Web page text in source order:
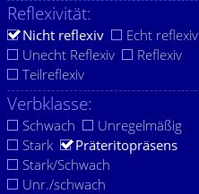
Reflexivität:
Nicht reflexiv
Echt reflexiv
Unecht Reflexiv
Reflexiv
Teilreflexiv
Verbklasse:
Schwach
Unregelmäßig
Stark
Präteritopräsens
Stark/Schwach
Unr./schwach